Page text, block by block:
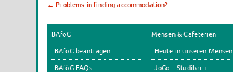
← Problems in finding accommodation?
BAföG
BAföG beantragen
BAföG-FAQs
Mensen & Cafeterien
Heute in unseren Mensen
JoGo – Studibar +